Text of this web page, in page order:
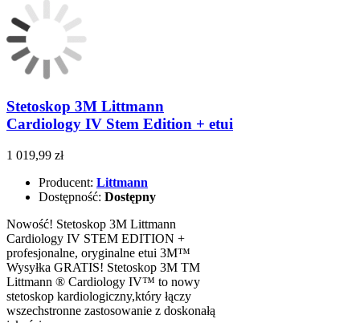
Stetoskop 3M Littmann
Cardiology IV Stem Edition + etui
1 019,99 zł
Producent: Littmann
Dostępność: Dostępny
Nowość! Stetoskop 3M Littmann
Cardiology IV STEM EDITION +
profesjonalne, oryginalne etui 3M™
Wysyłka GRATIS! Stetoskop 3M TM
Littmann ® Cardiology IV™ to nowy
stetoskop kardiologiczny,który łączy
wszechstronne zastosowanie z doskonałą